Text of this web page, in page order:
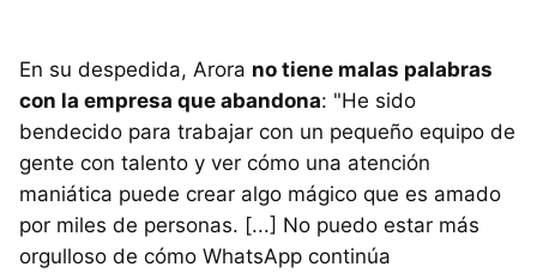
En su despedida, Arora no tiene malas palabras
con la empresa que abandona: "He sido
bendecido para trabajar con un pequeño equipo de
gente con talento y ver cómo una atención
maniática puede crear algo mágico que es amado
por miles de personas. [...] No puedo estar más
orgulloso de cómo WhatsApp continúa